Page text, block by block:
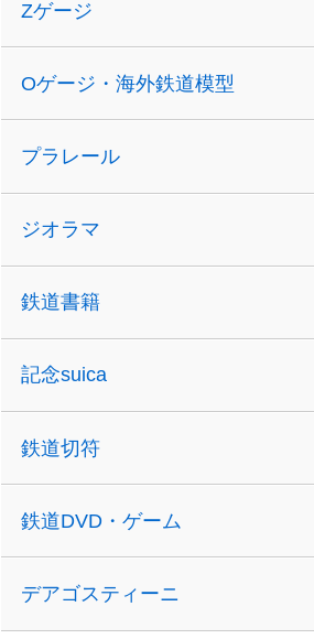
Zゲージ
Oゲージ・海外鉄道模型
プラレール
ジオラマ
鉄道書籍
記念suica
鉄道切符
鉄道DVD・ゲーム
デアゴスティーニ